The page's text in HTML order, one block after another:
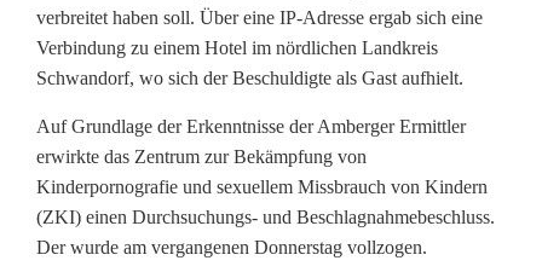
e
i
m
H
e
r
verbreitet haben soll. Über eine IP-Adresse ergab sich eine
Verbindung zu einem Hotel im nördlichen Landkreis
Schwandorf, wo sich der Beschuldigte als Gast aufhielt.
Auf Grundlage der Erkenntnisse der Amberger Ermittler
erwirkte das Zentrum zur Bekämpfung von
Kinderpornografie und sexuellem Missbrauch von Kindern
(ZKI) einen Durchsuchungs- und Beschlagnahmebeschluss.
Der wurde am vergangenen Donnerstag vollzogen.